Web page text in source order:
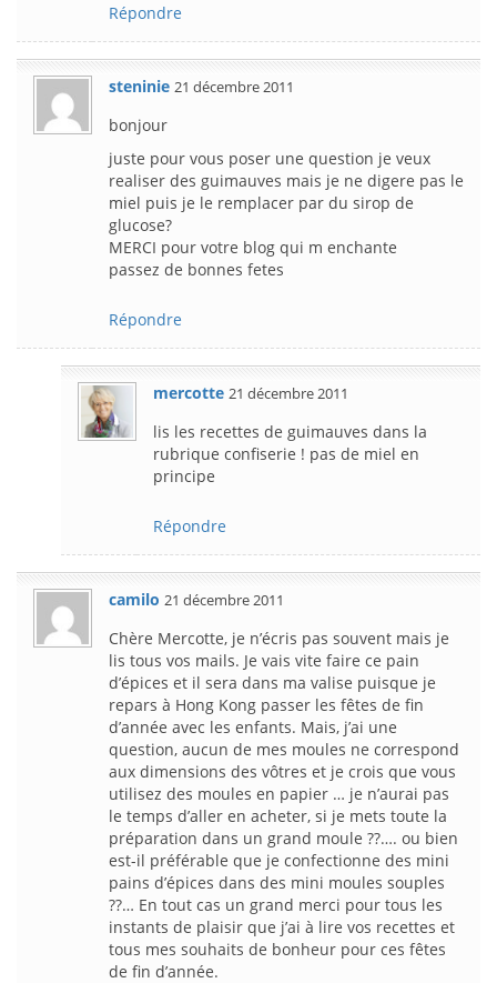
Répondre
steninie 21 décembre 2011
bonjour
juste pour vous poser une question je veux
realiser des guimauves mais je ne digere pas le
miel puis je le remplacer par du sirop de
glucose?
MERCI pour votre blog qui m enchante
passez de bonnes fetes
Répondre
mercotte 21 décembre 2011
lis les recettes de guimauves dans la
rubrique confiserie ! pas de miel en
principe
Répondre
camilo 21 décembre 2011
Chère Mercotte, je n’écris pas souvent mais je
lis tous vos mails. Je vais vite faire ce pain
d’épices et il sera dans ma valise puisque je
repars à Hong Kong passer les fêtes de fin
d’année avec les enfants. Mais, j’ai une
question, aucun de mes moules ne correspond
aux dimensions des vôtres et je crois que vous
utilisez des moules en papier … je n’aurai pas
le temps d’aller en acheter, si je mets toute la
préparation dans un grand moule ??…. ou bien
est-il préférable que je confectionne des mini
pains d’épices dans des mini moules souples
??… En tout cas un grand merci pour tous les
instants de plaisir que j’ai à lire vos recettes et
tous mes souhaits de bonheur pour ces fêtes
de fin d’année.